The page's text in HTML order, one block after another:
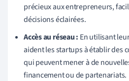
précieux aux entrepreneurs,
décisions éclairées.
Accès au réseau : En utilisant
aident les startups à établir des
qui peuvent mener à de
financement ou de partenariats.